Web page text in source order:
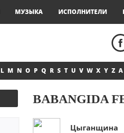
МУЗЫКА ИСПОЛНИТЕЛИ
L M N O P Q R S T U V W X Y Z А
BABANGIDA
Цыганщина